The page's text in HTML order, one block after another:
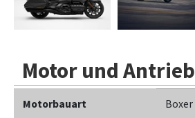
Motor und Antrieb
Motorbauart Boxer